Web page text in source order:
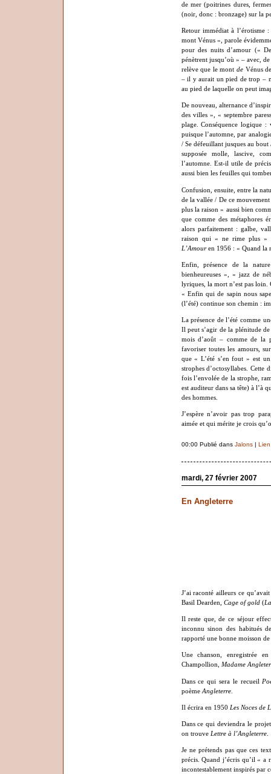
de mer (poitrines dures,
(noir, donc : bronzage) sur la
Retour immédiat à l’érotisme
mont Vénus », parole
pour des nuits d’amour («
pénètrent jusqu’où » – avec,
relève que le mont deVénus
– il y aurait un pied de trop –
au pied de laquelle on peut
De nouveau, alternance
des villes », « septembre
plage. Conséquence logique :
puisque l’automne, par
/ Se défeuillant jusques au
supposée molle, lascive,
l’automne. Est-il utile de
aussi bien les feuilles qui
Confusion, ensuite, entre la
de la vallée / De ce
plus la raison » aussi bien
que comme des métaphores
alors parfaitement : galbe,
raison qui « ne rime plus »
L’Amouren 1956 : « Quand la
Enfin, présence de la
bienheureuses », « jazz de
lyriques, la mort n’est pas loin.
« Enfin qui de sapin nous
(l’été) continue son chemin :
La présence de l’été comme
Il peut s’agir de la plénitude
mois d’août – comme de la
favoriser toutes les amours,
que « L’été s’en fout » est
strophes d’octosyllabes.
fois l’envolée de la strophe,
est auditeur dans sa tête) à l’à
des hommes.
J’espère n’avoir pas trop
aimée et qui mérite je crois
00:00 Publié dans Jalons|
mardi, 27 février 2007
En Angleterre
J’ai raconté ailleurs ce
Basil Dearden, Cage of gold(
Il reste que, de ce séjour
inconnu sinon des habitués
rapporté une bonne moisson de
Une chanson, enregistrée
Champollion, Madame
Dans ce qui sera le recueil
poème Angleterre.
Il écrira en 1950 Les Noces de
Dans ce qui deviendra le
on trouve Lettre à l’Angleterre.
Je ne prétends pas que ces
précis. Quand j’écris qu’il « a
incontestablement inspirés par